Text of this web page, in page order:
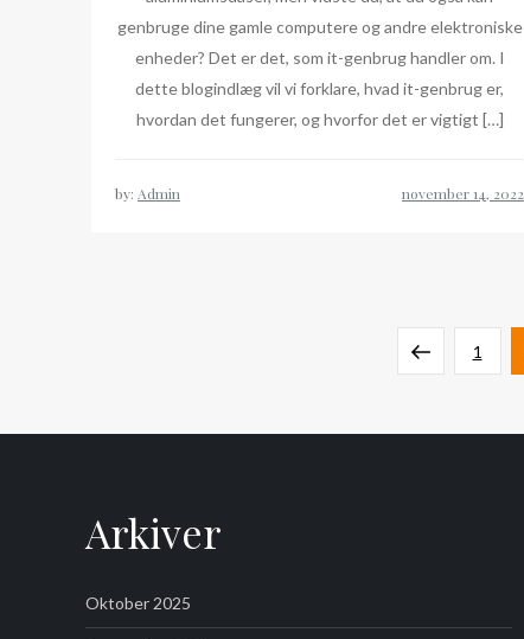
genbruge dine gamle computere og andre elektroniske
enheder? Det er det, som it-genbrug handler om. I
dette blogindlæg vil vi forklare, hvad it-genbrug er,
hvordan det fungerer, og hvorfor det er vigtigt […]
by: Admin
PreviousPage
1
Arkiver
Oktober 2025